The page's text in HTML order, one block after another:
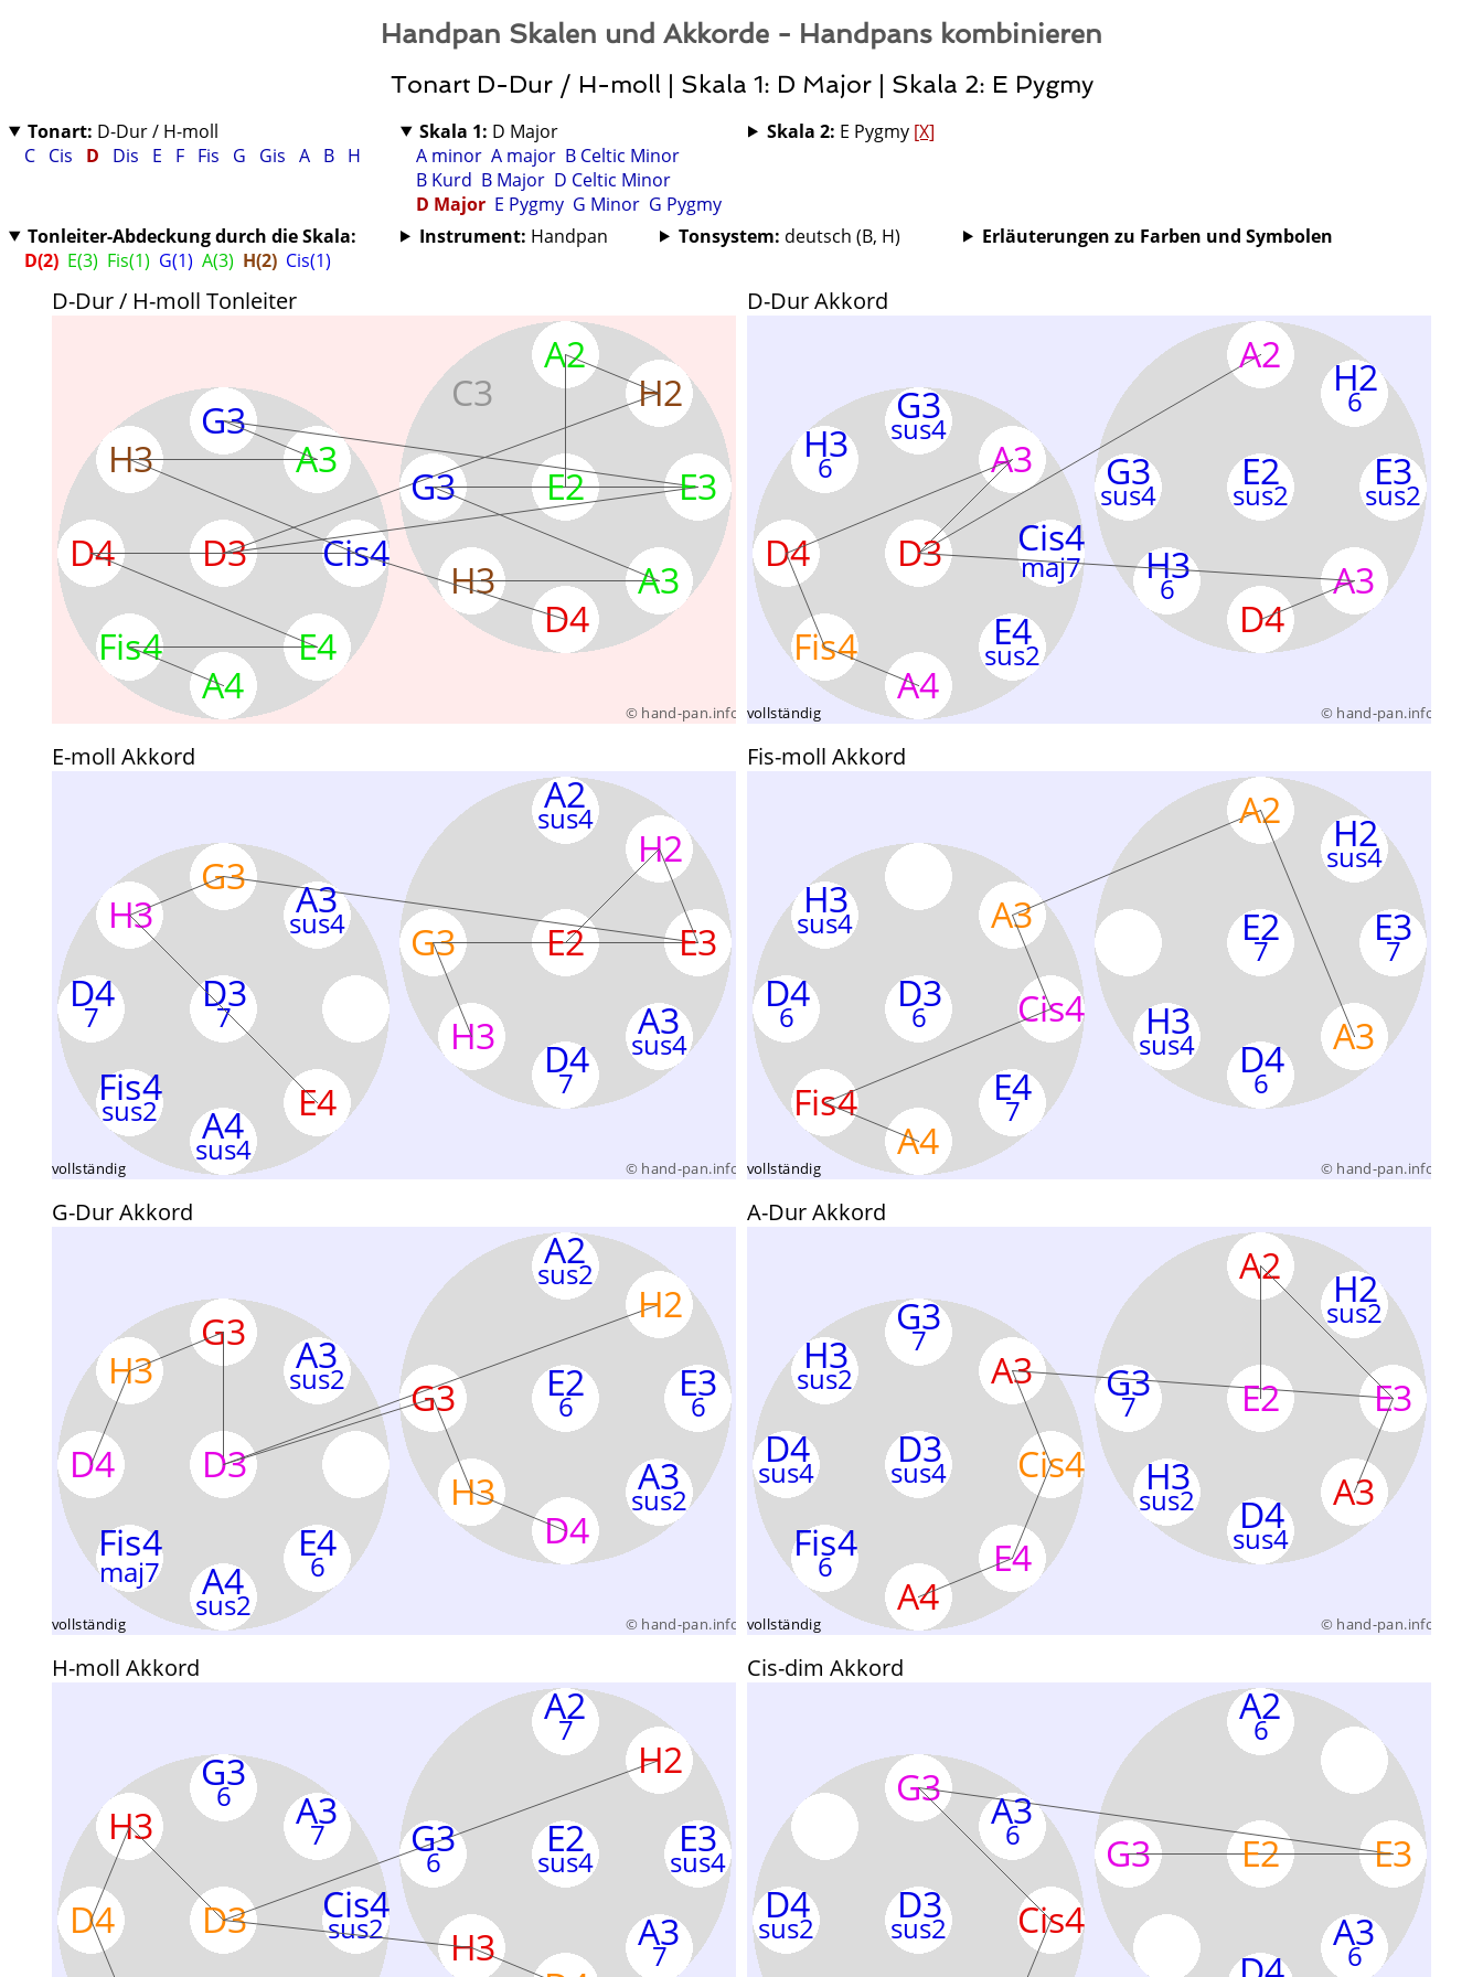
Handpan Skalen und Akkorde - Handpans kombinieren
Tonart D-Dur / H-moll | Skala 1: D Major | Skala 2: E Pygmy
Tonart: D-Dur / H-moll
C Cis D Dis E F Fis G Gis A B H
Skala 1: D Major
A minor A major B Celtic Minor
B Kurd B Major D Celtic Minor
D Major E Pygmy G Minor G Pygmy
Skala 2: E Pygmy [X]
Tonleiter-Abdeckung durch die Skala:
D(2) E(3) Fis(1) G(1) A(3) H(2) Cis(1)
Instrument: Handpan Tonsystem: deutsch (B, H) Erläuterungen zu Farben und Symbolen
D-Dur / H-moll Tonleiter D-Dur Akkord
E-moll Akkord Fis-moll Akkord
G-Dur Akkord A-Dur Akkord
H-moll Akkord Cis-dim Akkord